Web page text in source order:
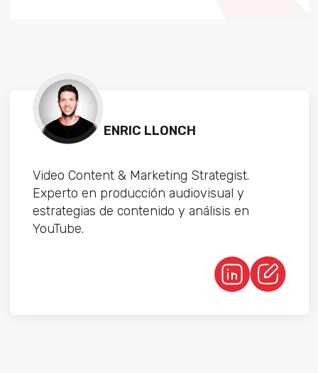
ENRIC LLONCH
Video Content & Marketing Strategist.
Experto en producción audiovisual y
estrategias de contenido y análisis en
YouTube.